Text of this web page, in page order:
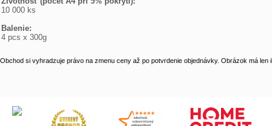
10 000 ks
Balenie:
4 pcs x 300g
Obchod si vyhradzuje právo na zmenu ceny až po potvrdenie objednávky. Obrázok má len